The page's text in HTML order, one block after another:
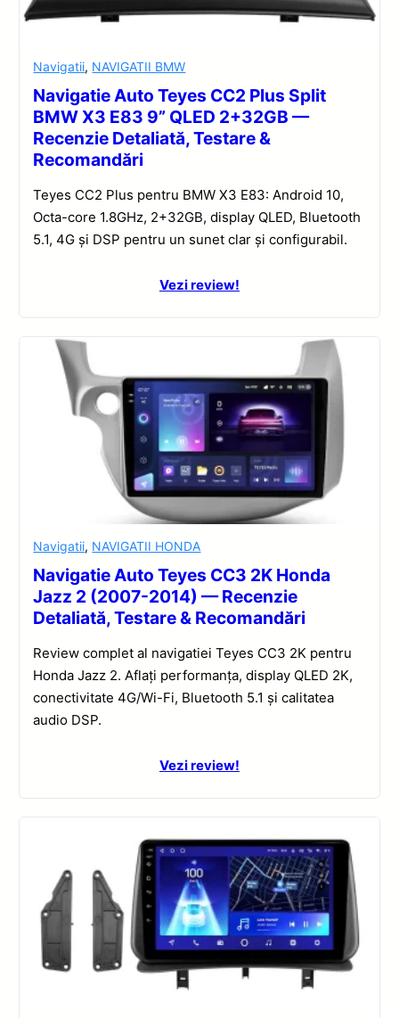
Navigatii, NAVIGATII BMW
Navigatie Auto Teyes CC2 Plus Split
BMW X3 E83 9” QLED 2+32GB —
Recenzie Detaliată, Testare &
Recomandări
Teyes CC2 Plus pentru BMW X3 E83: Android 10,
Octa-core 1.8GHz, 2+32GB, display QLED, Bluetooth
5.1, 4G și DSP pentru un sunet clar și configurabil.
Vezi review!
Navigatii, NAVIGATII HONDA
Navigatie Auto Teyes CC3 2K Honda
Jazz 2 (2007-2014) — Recenzie
Detaliată, Testare & Recomandări
Review complet al navigatiei Teyes CC3 2K pentru
Honda Jazz 2. Aflați performanța, display QLED 2K,
conectivitate 4G/Wi-Fi, Bluetooth 5.1 și calitatea
audio DSP.
Vezi review!